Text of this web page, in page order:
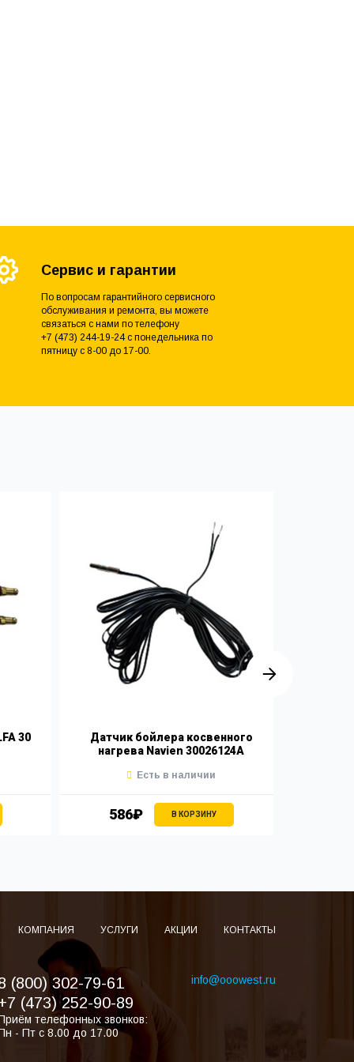
Сервис и гарантии
По вопросам гарантийного сервисного
обслуживания и ремонта, вы можете
связаться с нами по телефону
+7 (473) 244-19-24 с понедельника по
пятницу с 8-00 до 17-00.
30
Датчик бойлера косвенного
нагрева Navien 30026124A
586₽ В КОРЗИНУ
Есть в наличии
КОМПАНИЯ УСЛУГИ АКЦИИ КОНТАКТЫ
(800) 302-79-61
(473) 252-90-89
телефонных звонков:
- Пт с 8.00 до 17.00
info@ooowest.ru